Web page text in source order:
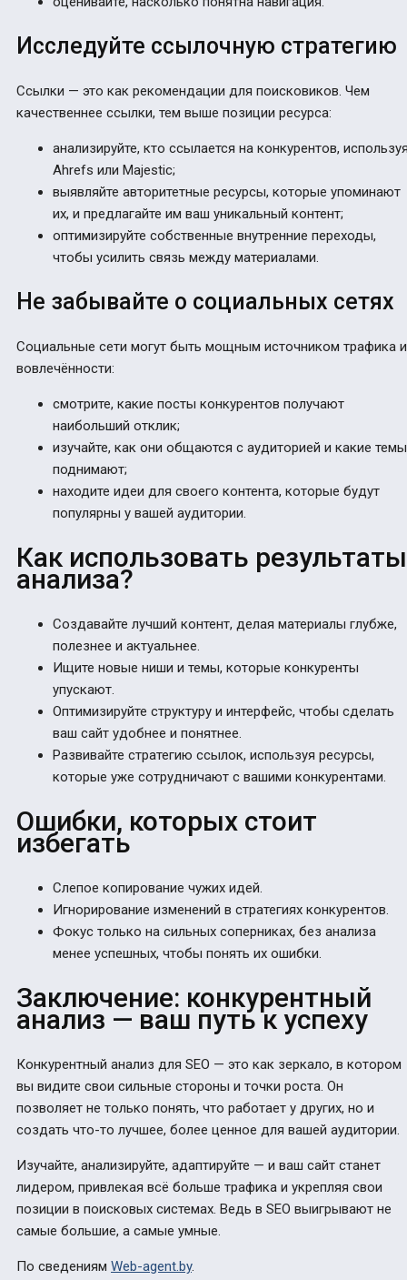
Исследуйте ссылочную стратегию
Ссылки — это как рекомендации для поисковиков. Чем
качественнее ссылки, тем выше позиции ресурса:
анализируйте, кто ссылается на конкурентов,
Ahrefs или Majestic;
выявляйте авторитетные ресурсы, которые упоминают
их, и предлагайте им ваш уникальный контент;
оптимизируйте собственные внутренние переходы,
чтобы усилить связь между материалами.
Не забывайте о социальных сетях
Социальные сети могут быть мощным источником трафика и
вовлечённости:
смотрите, какие посты конкурентов получают
наибольший отклик;
изучайте, как они общаются с аудиторией и какие темы
поднимают;
находите идеи для своего контента, которые будут
популярны у вашей аудитории.
Как использовать результаты
анализа?
Создавайте лучший контент, делая материалы глубже,
полезнее и актуальнее.
Ищите новые ниши и темы, которые конкуренты
упускают.
Оптимизируйте структуру и интерфейс, чтобы сделать
ваш сайт удобнее и понятнее.
Развивайте стратегию ссылок, используя ресурсы,
которые уже сотрудничают с вашими конкурентами.
Ошибки, которых стоит
избегать
Слепое копирование чужих идей.
Игнорирование изменений в стратегиях конкурентов.
Фокус только на сильных соперниках, без анализа
менее успешных, чтобы понять их ошибки.
Заключение: конкурентный
анализ — ваш путь к успеху
Конкурентный анализ для SEO — это как зеркало, в котором
вы видите свои сильные стороны и точки роста. Он
позволяет не только понять, что работает у других, но и
создать что-то лучшее, более ценное для вашей аудитории.
Изучайте, анализируйте, адаптируйте — и ваш сайт станет
лидером, привлекая всё больше трафика и укрепляя свои
позиции в поисковых системах. Ведь в SEO выигрывают не
самые большие, а самые умные.
По сведениям Web-agent.by.